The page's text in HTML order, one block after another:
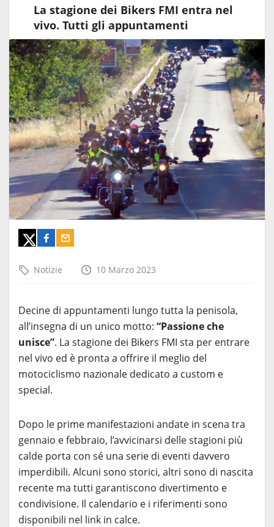
La stagione dei Bikers FMI entra nel
vivo. Tutti gli appuntamenti
Notizie 10 Marzo 2023
Decine di appuntamenti lungo tutta la penisola,
all’insegna di un unico motto: “Passione che
unisce”. La stagione dei Bikers FMI sta per entrare
nel vivo ed è pronta a offrire il meglio del
motociclismo nazionale dedicato a custom e
special.
Dopo le prime manifestazioni andate in scena tra
gennaio e febbraio, l’avvicinarsi delle stagioni più
calde porta con sé una serie di eventi davvero
imperdibili. Alcuni sono storici, altri sono di nascita
recente ma tutti garantiscono divertimento e
condivisione. Il calendario e i riferimenti sono
disponibili nel link in calce.